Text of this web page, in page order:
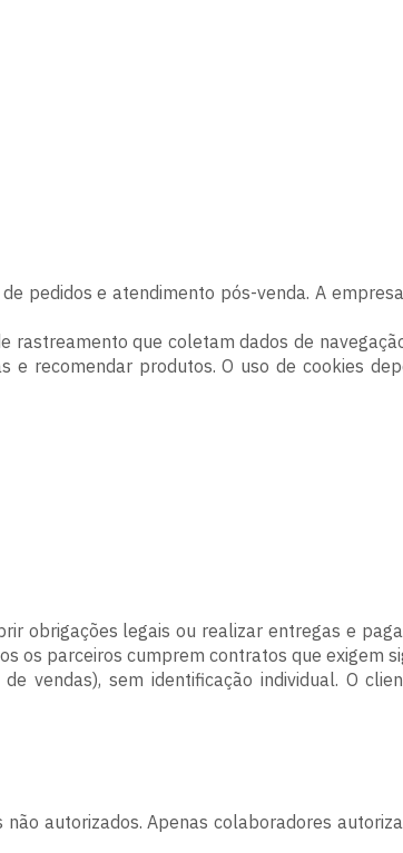
pedidos e atendimento pós-venda. A
que coletam dados de
recomendar produtos. O uso de cookies
obrigações legais ou realizar entregas e
os parceiros cumprem contratos que exigem
vendas), sem identificação individual. O
autorizados. Apenas colaboradores